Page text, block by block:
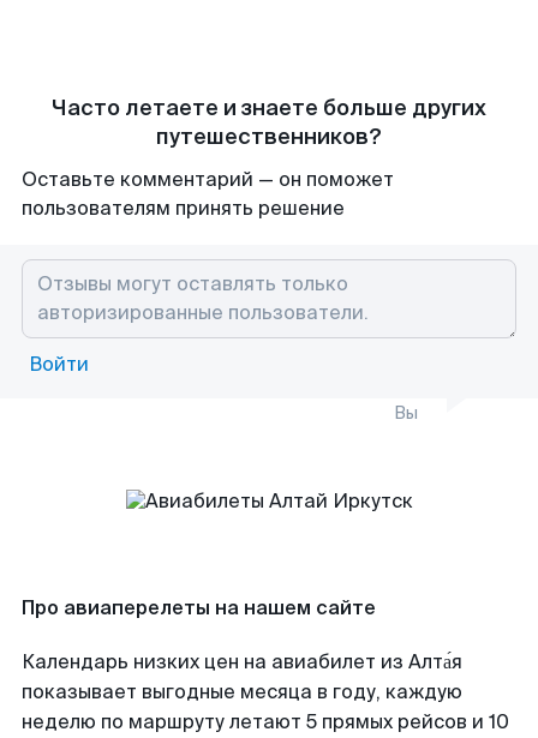
Часто летаете и знаете больше других
путешественников?
Оставьте комментарий — он поможет
пользователям принять решение
Войти
Вы
Про авиаперелеты на нашем сайте
Календарь низких цен на авиабилет из Алта́я
показывает выгодные месяца в году, каждую
неделю по маршруту летают 5 прямых рейсов и 10